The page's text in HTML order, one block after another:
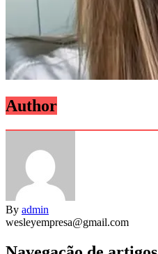
Author
By admin
wesleyempresa@gmail.com